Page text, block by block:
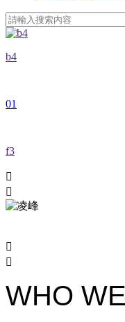
b4
01
f3




WHO